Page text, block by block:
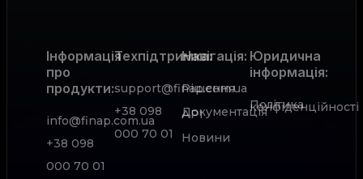
Інформація
про
продукти:
info@finap.com.ua
+38 098
000 70 01
Техпідтримка:
support@finap.com.ua
+38 098
000 70 01
Рішення
Документація
АРІ
Новини
Навігація: Юридична
інформація:
Політика
конфіденційності